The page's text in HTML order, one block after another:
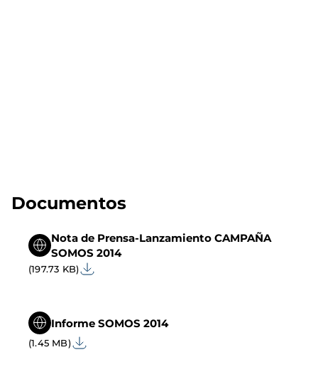
Documentos
Nota de Prensa-Lanzamiento CAMPAÑA
SOMOS 2014
(197.73 KB)
Informe SOMOS 2014
(1.45 MB)